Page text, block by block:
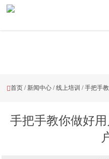
首页 / 新闻中心 /线上培训 /手把手
手把手教你做好